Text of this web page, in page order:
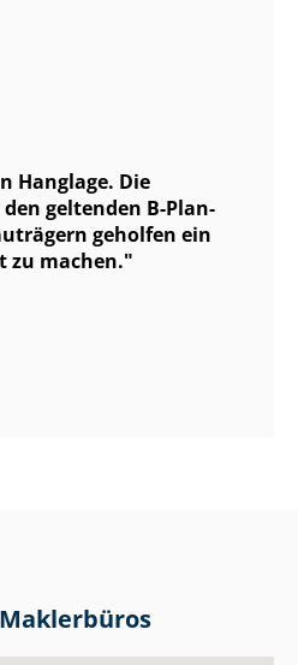
Hanglage. Die
geltenden B-Plan-
geholfen ein
zu machen.